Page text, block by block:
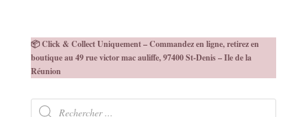
📦 Click & Collect Uniquement – Commandez en ligne, retirez en
boutique au 49 rue victor mac auliffe, 97400 St-Denis – Ile de la
Réunion
Recherche